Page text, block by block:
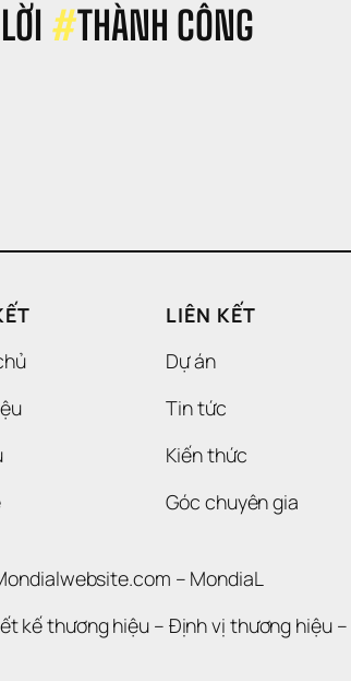
#THÀNH CÔNG
LIÊN KẾT
Dự án
Tin tức
Kiến thức
Góc chuyên gia
– MondiaL
kế thương hiệu – Định vị thương hiệu –